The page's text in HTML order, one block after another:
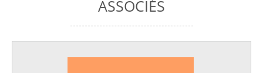
ASSOCIÉS